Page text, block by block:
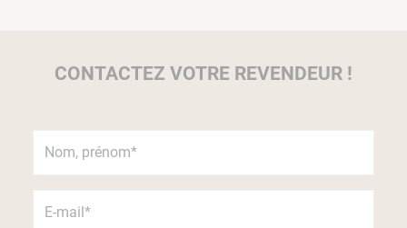
CONTACTEZ VOTRE REVENDEUR !